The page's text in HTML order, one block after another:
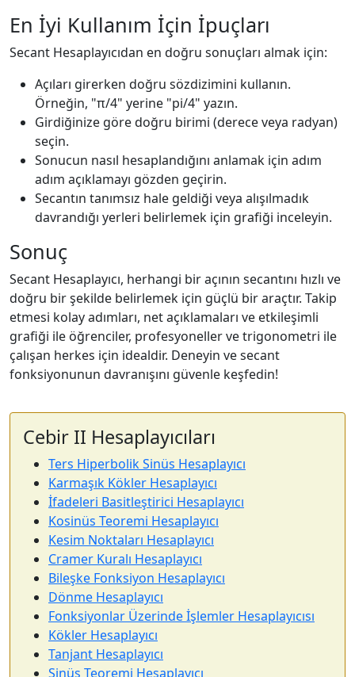
En İyi Kullanım İçin İpuçları
Secant Hesaplayıcıdan en doğru sonuçları almak için:
Açıları girerken doğru sözdizimini kullanın.
Örneğin, "π/4" yerine "pi/4" yazın.
Girdiğinize göre doğru birimi (derece veya radyan)
seçin.
Sonucun nasıl hesaplandığını anlamak için adım
adım açıklamayı gözden geçirin.
Secantın tanımsız hale geldiği veya alışılmadık
davrandığı yerleri belirlemek için grafiği inceleyin.
Sonuç
Secant Hesaplayıcı, herhangi bir açının secantını hızlı ve
doğru bir şekilde belirlemek için güçlü bir araçtır. Takip
etmesi kolay adımları, net açıklamaları ve etkileşimli
grafiği ile öğrenciler, profesyoneller ve trigonometri ile
çalışan herkes için idealdir. Deneyin ve secant
fonksiyonunun davranışını güvenle keşfedin!
Cebir II Hesaplayıcıları
Ters Hiperbolik Sinüs Hesaplayıcı
Karmaşık Kökler Hesaplayıcı
İfadeleri Basitleştirici Hesaplayıcı
Kosinüs Teoremi Hesaplayıcı
Kesim Noktaları Hesaplayıcı
Cramer Kuralı Hesaplayıcı
Bileşke Fonksiyon Hesaplayıcı
Dönme Hesaplayıcı
Fonksiyonlar Üzerinde İşlemler Hesaplayıcısı
Kökler Hesaplayıcı
Tanjant Hesaplayıcı
Sinüs Teoremi Hesaplayıcı